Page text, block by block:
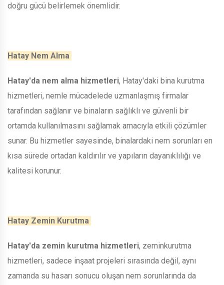
doğru gücü belirlemek önemlidir.
Hatay Nem Alma
Hatay'da nem alma hizmetleri, Hatay'daki bina kurutma
hizmetleri, nemle mücadelede uzmanlaşmış firmalar
tarafından sağlanır ve binaların sağlıklı ve güvenli bir
ortamda kullanılmasını sağlamak amacıyla etkili çözümler
sunar. Bu hizmetler sayesinde, binalardaki nem sorunları en
kısa sürede ortadan kaldırılır ve yapıların dayanıklılığı ve
kalitesi korunur.
Hatay Zemin Kurutma
Hatay'da zemin kurutma hizmetleri, zeminkurutma
hizmetleri, sadece inşaat projeleri sırasında değil, aynı
zamanda su hasarı sonucu oluşan nem sorunlarında da